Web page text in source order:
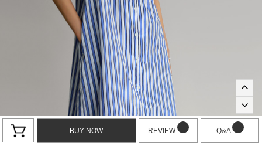
BUY NOW REVIEW Q&A